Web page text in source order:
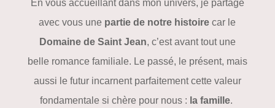
En vous accueillant dans mon univers, je partage
avec vous une partie de notre histoire car le
Domaine de Saint Jean, c’est avant tout une
belle romance familiale. Le passé, le présent, mais
aussi le futur incarnent parfaitement cette valeur
fondamentale si chère pour nous : la famille.